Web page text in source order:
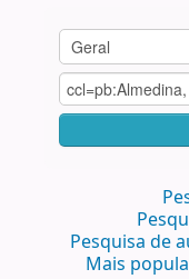
Pesquisa de
Mais